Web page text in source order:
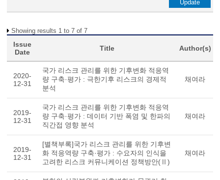
Showing results 1 to 7 of 7
Issue
Date
Title Author(s)
2020-
12-31
국가 리스크 관리를 위한 기후변화 적응역
량 구축·평가 : 극한기후 리스크의 경제적
분석
채여라
2019-
12-31
국가 리스크 관리를 위한 기후변화 적응역
량 구축·평가 : 데이터 기반 폭염 및 한파의
직간접 영향 분석
채여라
2019-
12-31
[별책부록]국가 리스크 관리를 위한 기후변
화 적응역량 구축·평가 : 수요자의 인식을
고려한 리스크 커뮤니케이션 정책방안(Ⅱ)
채여라